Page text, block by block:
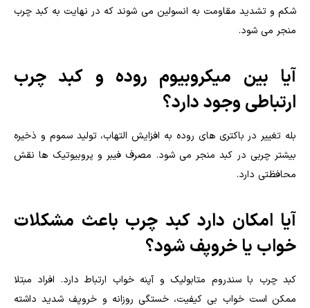
شکم و تشدید مقاومت به انسولین می شوند که در نهایت به کبد چرب
منجر می شود.
آیا بین میکروبیوم روده و کبد چرب
ارتباطی وجود دارد؟
بله تغییر در باکتری های روده به افزایش التهاب، تولید سموم و ذخیره
بیشتر چربی در کبد منجر می شود. مصرف فیبر و پروبیوتیک ها نقش
محافظتی دارد.
آیا امکان دارد کبد چرب باعث مشکلات
خواب یا خروپف شود؟
کبد چرب با سندروم متابولیک و آپنه خواب ارتباط دارد. افراد مبتلا
ممکن است خواب بی کیفیت، خستگی روزانه و خروپف شدید داشته